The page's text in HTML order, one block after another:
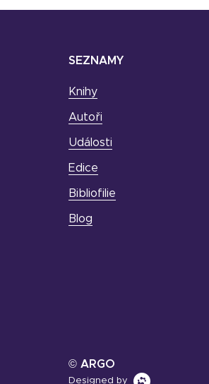
SEZNAMY
Knihy
Autoři
Události
Edice
Bibliofilie
Blog
© ARGO
Designed by